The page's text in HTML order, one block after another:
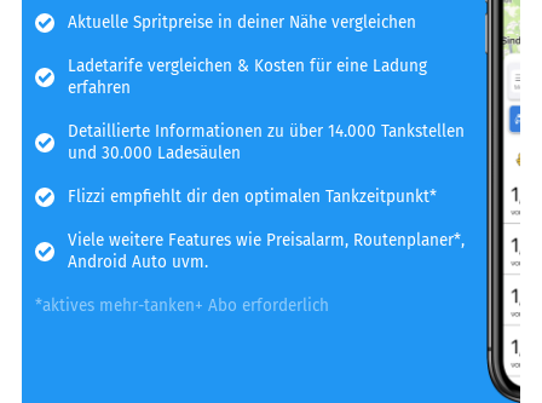
Aktuelle Spritpreise in deiner Nähe vergleichen
Ladetarife vergleichen & Kosten für eine Ladung
erfahren
Detaillierte Informationen zu über 14.000 Tankstellen
und 30.000 Ladesäulen
Flizzi empfiehlt dir den optimalen Tankzeitpunkt*
Viele weitere Features wie Preisalarm, Routenplaner*,
Android Auto uvm.
*aktives mehr-tanken+ Abo erforderlich